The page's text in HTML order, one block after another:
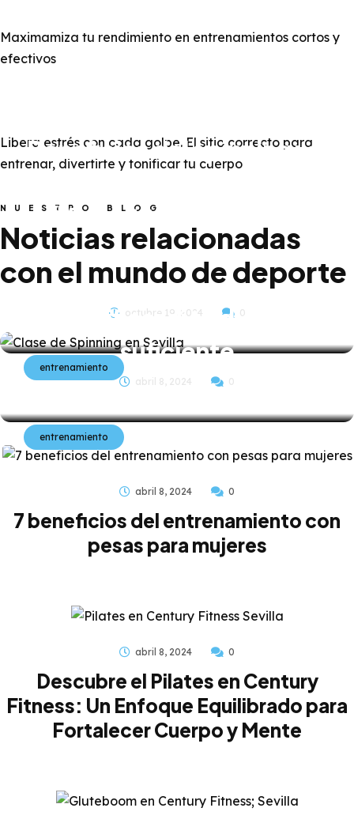
Maximamiza tu rendimiento en entrenamientos cortos y
efectivos
Libera estrés con cada golpe. El sitio correcto para
entrenar, divertirte y tonificar tu cuerpo
NUESTRO BLOG
Noticias relacionadas
con el mundo de deporte
entrenamiento
octubre 19, 2024 0
Beneficios del spinning: el
más efectivo para quemar
calorías y tonificar tus
piernas
entrenamiento
abril 8, 2024 0
¿Cómo saber si necesitas
suplementos de
proteínas? Guía para
identificar si tu dieta es
suficiente
abril 8, 2024 0
7 beneficios del entrenamiento con
pesas para mujeres
abril 8, 2024 0
Descubre el Pilates en Century
Fitness: Un Enfoque Equilibrado para
Fortalecer Cuerpo y Mente